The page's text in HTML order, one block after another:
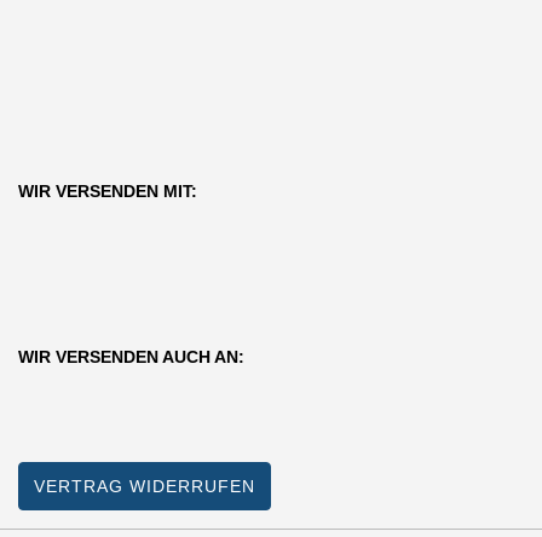
WIR VERSENDEN MIT:
WIR VERSENDEN AUCH AN:
VERTRAG WIDERRUFEN